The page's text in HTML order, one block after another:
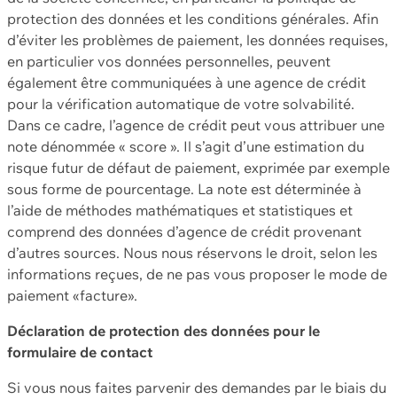
protection des données et les conditions générales. Afin
d’éviter les problèmes de paiement, les données requises,
en particulier vos données personnelles, peuvent
également être communiquées à une agence de crédit
pour la vérification automatique de votre solvabilité.
Dans ce cadre, l’agence de crédit peut vous attribuer une
note dénommée « score ». Il s’agit d’une estimation du
risque futur de défaut de paiement, exprimée par exemple
sous forme de pourcentage. La note est déterminée à
l’aide de méthodes mathématiques et statistiques et
comprend des données d’agence de crédit provenant
d’autres sources. Nous nous réservons le droit, selon les
informations reçues, de ne pas vous proposer le mode de
paiement «facture».
Déclaration de protection des données pour le
formulaire de contact
Si vous nous faites parvenir des demandes par le biais du